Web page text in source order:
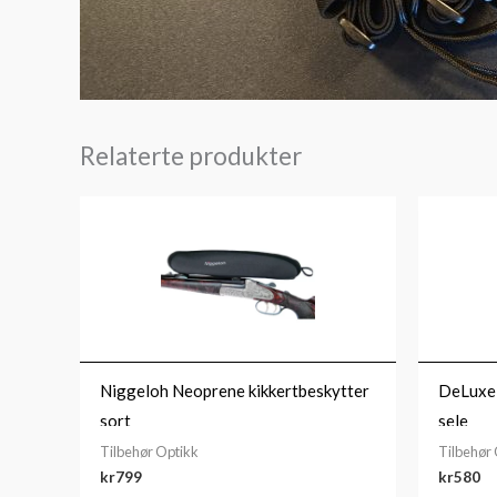
Relaterte produkter
Niggeloh Neoprene kikkertbeskytter
sort
Tilbehør Optikk
kr799
sele
Tilbehør
kr580